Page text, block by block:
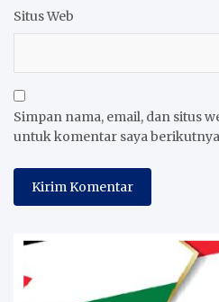
Situs Web
Simpan nama, email, dan situs
untuk komentar saya